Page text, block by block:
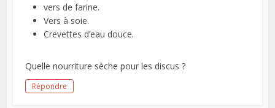
vers de farine.
Vers à soie.
Crevettes d’eau douce.
Quelle nourriture sèche pour les discus ?
Répondre